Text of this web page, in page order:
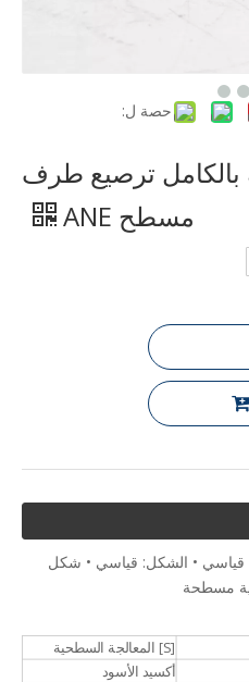
حصة ل:
بالكامل ترصيع طرف
مسطح ANE
قياسي • الشكل: قياسي • شكل
مسطحة
[S] المعالجة السطحية
أكسيد الأسود